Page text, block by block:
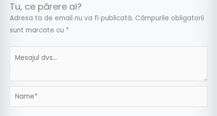
Tu, ce părere ai?
Adresa ta de email nu va fi publicată. Câmpurile obligatorii
sunt marcate cu *
Name*